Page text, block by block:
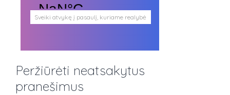
Sveiki atvykę į pasaulį, kuriame realybė
persipina su mistika. Pasaulį, kuris
Užimti veidai
Noriu meeto
Peržiūrėti neatsakytus
pranešimus